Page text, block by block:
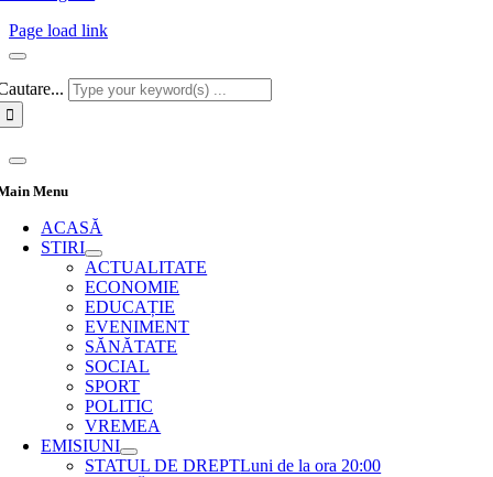
Page load link
Menu
ACASĂ
STIRI
ACTUALITATE
ECONOMIE
EDUCAȚIE
EVENIMENT
SĂNĂTATE
SOCIAL
SPORT
POLITIC
VREMEA
EMISIUNI
STATUL DE DREPTLuni de la ora 20:00